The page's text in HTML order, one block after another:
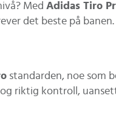
Med Adidas Tiro
det beste på
standarden, noe som
riktig kontroll,